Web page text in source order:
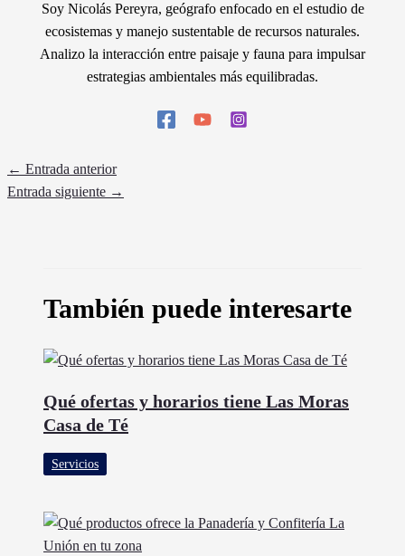
Soy Nicolás Pereyra, geógrafo enfocado en el estudio de
ecosistemas y manejo sustentable de recursos naturales.
Analizo la interacción entre paisaje y fauna para impulsar
estrategias ambientales más equilibradas.
← Entrada anterior
Entrada siguiente →
También puede interesarte
Qué ofertas y horarios tiene Las Moras
Casa de Té
Servicios